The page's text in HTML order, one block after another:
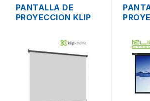
PANTALLA DE
PROYECCION KLIP
16:9 MANUAL
PLEGABLE